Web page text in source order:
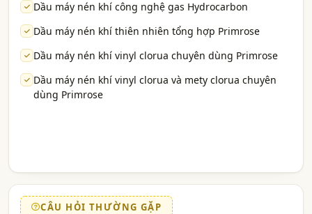
Dầu máy nén khí công nghệ gas Hydrocarbon
Dầu máy nén khí thiên nhiên tổng hợp Primrose
Dầu máy nén khí vinyl clorua chuyên dùng Primrose
Dầu máy nén khí vinyl clorua và mety clorua chuyên
dùng Primrose
CÂU HỎI THƯỜNG GẶP